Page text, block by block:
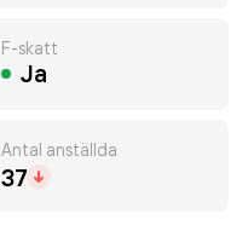
F-skatt
Ja
Antal anställda
37